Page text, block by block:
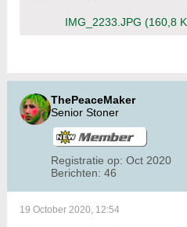
IMG_2233.JPG (160,8
ThePeaceMaker
Senior Stoner
Registratie op: Oct 2020
Berichten: 46
19 October 2020, 12:54